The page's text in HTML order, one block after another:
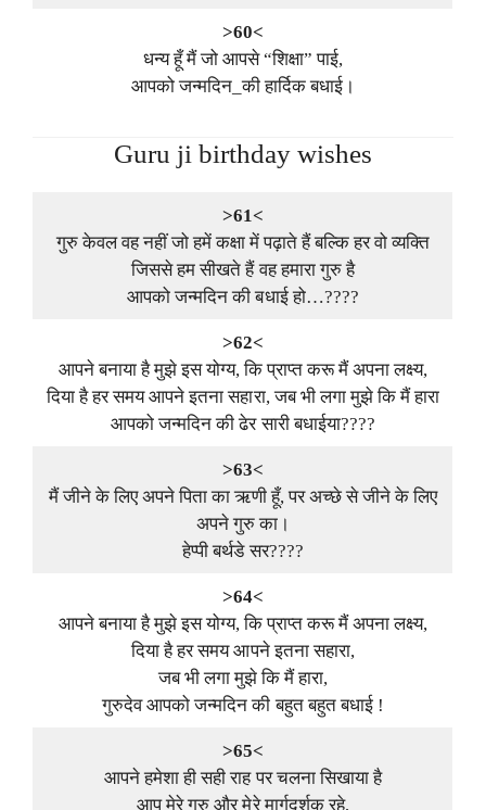
>60<
धन्य हूँ मैं जो आपसे “शिक्षा” पाई,
आपको जन्मदिन_की हार्दिक बधाई।
Guru ji birthday wishes
>61<
गुरु केवल वह नहीं जो हमें कक्षा में पढ़ाते हैं बल्कि हर वो व्यक्ति
जिससे हम सीखते हैं वह हमारा गुरु है
आपको जन्मदिन की बधाई हो…????
>62<
आपने बनाया है मुझे इस योग्य, कि प्राप्त करू मैं अपना लक्ष्य,
दिया है हर समय आपने इतना सहारा, जब भी लगा मुझे कि मैं हारा
आपको जन्मदिन की ढेर सारी बधाईया????
>63<
मैं जीने के लिए अपने पिता का ऋणी हूँ, पर अच्छे से जीने के लिए
अपने गुरु का।
हेप्पी बर्थडे सर????
>64<
आपने बनाया है मुझे इस योग्य, कि प्राप्त करू मैं अपना लक्ष्य,
दिया है हर समय आपने इतना सहारा,
जब भी लगा मुझे कि मैं हारा,
गुरुदेव आपको जन्मदिन की बहुत बहुत बधाई !
>65<
आपने हमेशा ही सही राह पर चलना सिखाया है
आप मेरे गुरु और मेरे मार्गदर्शक रहे,